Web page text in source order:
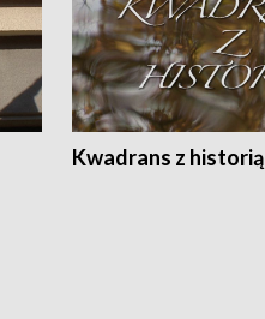
Kwadrans z historią